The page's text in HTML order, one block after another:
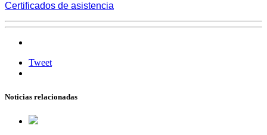
Certificados de asistencia
Tweet
Noticias relacionadas